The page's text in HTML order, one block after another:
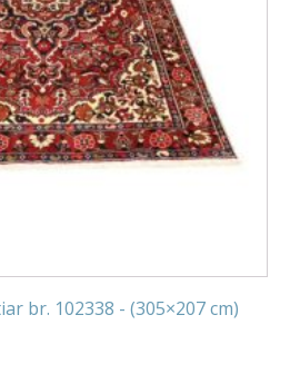
br. 102338 - (305×207 cm)